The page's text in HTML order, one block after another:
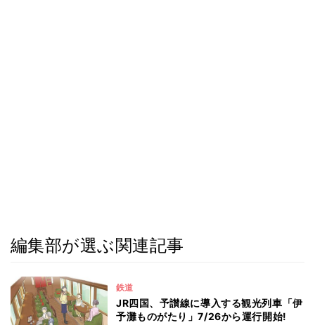
編集部が選ぶ関連記事
鉄道
JR四国、予讃線に導入する観光列車「伊
予灘ものがたり」7/26から運行開始!